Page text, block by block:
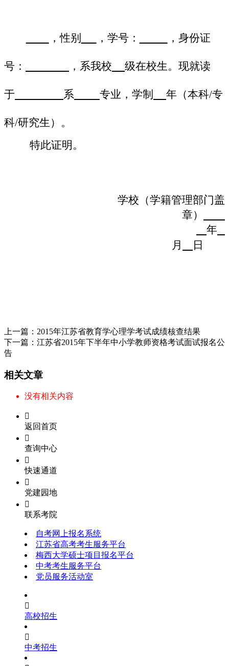
，性别 ，学号： ，身份证
号： ，系我校 级在校生。现就读
于 系 专业，学制 年（本科/专
科/研究生）。
特此证明。
学校（学籍管理部门盖
章）
年
月
日
上一篇： 2015年江苏省教育学心理学考试成绩核查结果
下一篇： 江苏省2015年下半年中小学教师资格考试面试报名公
告
相关文章
没有相关内容

返回首页

查询中心

快速通道

党建园地

联系考院
自考网上报名系统
江苏省高考考生服务平台
梅西大学硕士项目报名平台
中考考生服务平台
党员服务活动室

高校招生

中考招生